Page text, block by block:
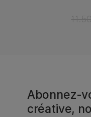
Abonnez-
créative,